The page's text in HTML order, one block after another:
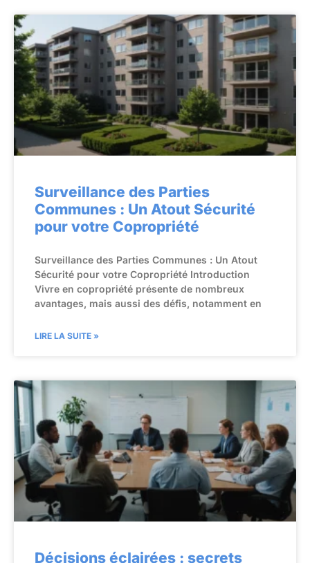
Surveillance des Parties
Communes : Un Atout Sécurité
pour votre Copropriété
Surveillance des Parties Communes : Un Atout
Sécurité pour votre Copropriété Introduction
Vivre en copropriété présente de nombreux
avantages, mais aussi des défis, notamment en
LIRE LA SUITE »
Décisions éclairées : secrets